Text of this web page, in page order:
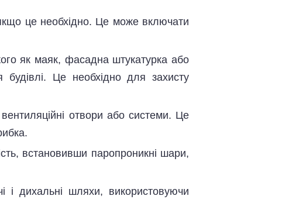
це необхідно. Це може включати
як маяк, фасадна штукатурка або
будівлі. Це необхідно для захисту
отвори або системи. Це
встановивши паропроникні шари,
і дихальні шляхи, використовуючи